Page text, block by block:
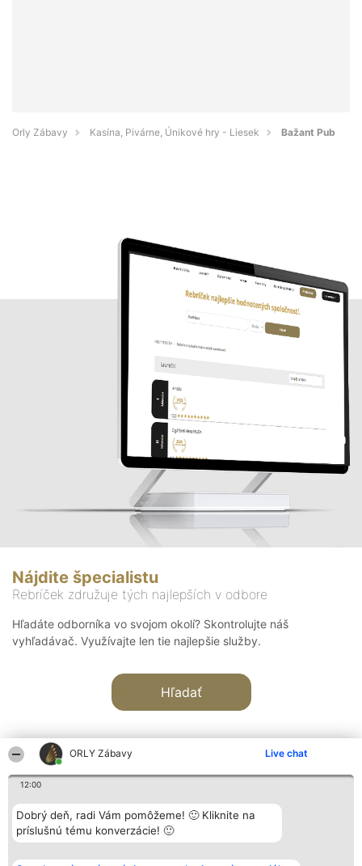
ORLY Zábavy Live chat
12:00
Dobrý deň, radi Vám pomôžeme! 🙂 Kliknite na
príslušnú tému konverzácie! 🙂
Orly Zábavy Kasína, Pivárne, Únikové hry - Liesek Bažant Pub
Nájdite špecialistu
Rebríček združuje tých najlepších v odbore
Hľadáte odborníka vo svojom okolí? Skontrolujte náš
vyhľadávač. Využívajte len tie najlepšie služby.
Hľadať
Organizátor hodnotenia
Bright Side Solutions sp. z o.
o. sp. k.
Wrocław 50-079
Hodnotenie
Laureáti
Lista
Laureatów
Kontakt
Kontakt